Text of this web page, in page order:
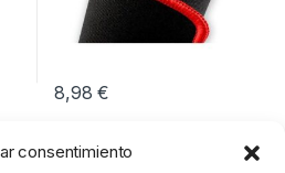
consentimiento
8,98€